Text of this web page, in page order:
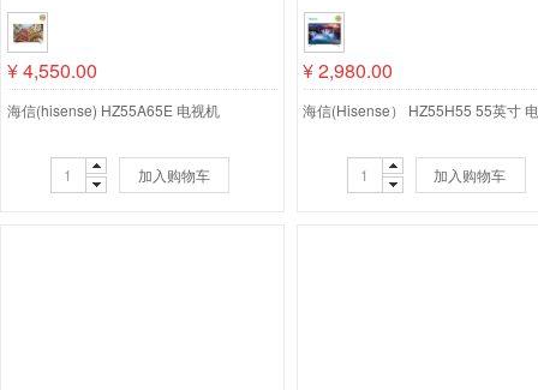
¥4,550.00
海信(hisense) HZ55A65E 电视机
加入购物车
¥2,980.00
海信(Hisense） HZ55H55 55英寸
加入购物车